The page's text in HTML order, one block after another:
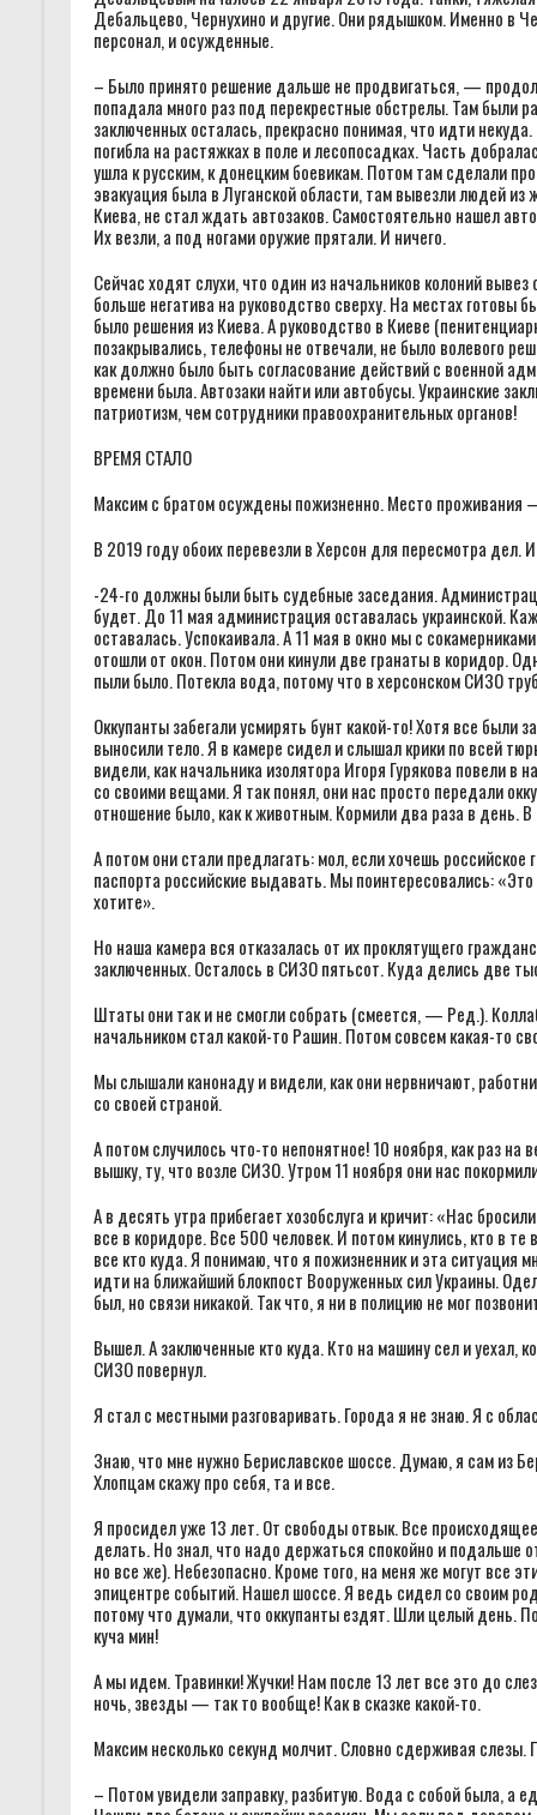
Дебальцево, Чернухино и другие. Они рядышком. Именно в
персонал, и осужденные.
– Было принято решение дальше не продвигаться, —
попадала много раз под перекрестные обстрелы. Там были
заключенных осталась, прекрасно понимая, что идти
погибла на растяжках в поле и лесопосадках. Часть
ушла к русским, к донецким боевикам. Потом там сделали
эвакуация была в Луганской области, там вывезли людей
Киева, не стал ждать автозаков. Самостоятельно нашел
Их везли, а под ногами оружие прятали. И ничего.
Сейчас ходят слухи, что один из начальников колоний
больше негатива на руководство сверху. На местах
было решения из Киева. А руководство в Киеве
позакрывались, телефоны не отвечали, не было волевого
как должно было быть согласование действий с военной
времени была. Автозаки найти или автобусы. Украинские
патриотизм, чем сотрудники правоохранительных органов!
ВРЕМЯ СТАЛО
Максим с братом осуждены пожизненно. Место проживания
В 2019 году обоих перевезли в Херсон для пересмотра дел.
-24-го должны были быть судебные заседания.
будет. До 11 мая администрация оставалась украинской.
оставалась. Успокаивала. А 11 мая в окно мы с
отошли от окон. Потом они кинули две гранаты в коридор.
пыли было. Потекла вода, потому что в херсонском СИЗО
Оккупанты забегали усмирять бунт какой-то! Хотя все
выносили тело. Я в камере сидел и слышал крики по всей
видели, как начальника изолятора Игоря Гурякова повели
со своими вещами. Я так понял, они нас просто передали
отношение было, как к животным. Кормили два раза в день.
А потом они стали предлагать: мол, если хочешь
паспорта российские выдавать. Мы поинтересовались:
хотите».
Но наша камера вся отказалась от их проклятущего
заключенных. Осталось в СИЗО пятьсот. Куда делись две
Штаты они так и не смогли собрать (смеется, — Ред.).
начальником стал какой-то Рашин. Потом совсем какая-то
Мы слышали канонаду и видели, как они нервничают,
со своей страной.
А потом случилось что-то непонятное! 10 ноября, как раз
вышку, ту, что возле СИЗО. Утром 11 ноября они нас
А в десять утра прибегает хозобслуга и кричит: «Нас
все в коридоре. Все 500 человек. И потом кинулись, кто в
все кто куда. Я понимаю, что я пожизненник и эта ситуация
идти на ближайший блокпост Вооруженных сил Украины.
был, но связи никакой. Так что, я ни в полицию не мог
Вышел. А заключенные кто куда. Кто на машину сел и уехал,
СИЗО повернул.
Я стал с местными разговаривать. Города я не знаю. Я с
Знаю, что мне нужно Бериславское шоссе. Думаю, я сам из
Хлопцам скажу про себя, та и все.
Я просидел уже 13 лет. От свободы отвык. Все
делать. Но знал, что надо держаться спокойно и подальше
но все же). Небезопасно. Кроме того, на меня же могут все
эпицентре событий. Нашел шоссе. Я ведь сидел со своим
потому что думали, что оккупанты ездят. Шли целый день.
куча мин!
А мы идем. Травинки! Жучки! Нам после 13 лет все это до
ночь, звезды — так то вообще! Как в сказке какой-то.
Максим несколько секунд молчит. Словно сдерживая
– Потом увидели заправку, разбитую. Вода с собой была, а